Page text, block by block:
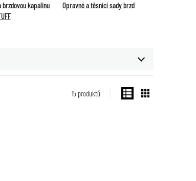
brzdovou kapalinu
Opravné a těsnící sady brzd
15 produktů